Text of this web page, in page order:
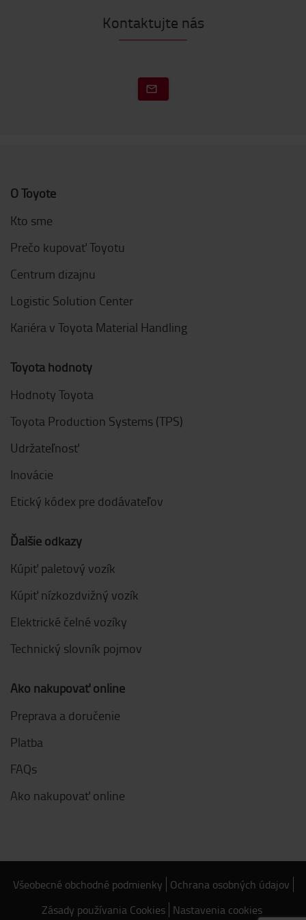
Kontaktujte nás
O Toyote
Kto sme
Prečo kupovať Toyotu
Centrum dizajnu
Logistic Solution Center
Kariéra v Toyota Material Handling
Toyota hodnoty
Hodnoty Toyota
Toyota Production Systems (TPS)
Udržateľnosť
Inovácie
Etický kódex pre dodávateľov
Ďalšie odkazy
Kúpiť paletový vozík
Kúpiť nízkozdvižný vozík
Elektrické čelné vozíky
Technický slovník pojmov
Ako nakupovať online
Preprava a doručenie
Platba
FAQs
Ako nakupovať online
Všeobecné obchodné podmienky Ochrana osobných údajov
Zásady používania Cookies Nastavenia cookies